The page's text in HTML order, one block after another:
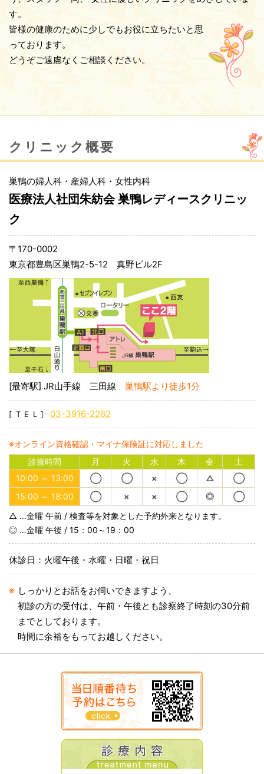
来院時に健康保険者証の資格確認をオンラインで行って
おります。
診療ご希望の方は、マスク着用の上でおこしください。
発熱・咳などの症状のある方は、来院前にお電話にてご
2017年12月より
あらたに埼玉県の妊婦健康診査の助成券
をご利用いただくことができるようになりました。
巣鴨レディースクリニックでは、
東京都および埼玉県の受診票・助成券をご利用いただけ
妊婦健診の際は、母子手帳とあわせてご持参ください。
ネット順番待ち受付について
9月1日より、ネット順番待ち開始時刻が5分早まりまし
午前診療 ： 午前8時55分よりネット受付開始
午後診療 ： 午後1時55分よりネット受付開始
アクセス集中対策のため、5分ネット受付開始が早まり
ました。
よろしくおねがいいたします。
窓口受付開始前に ご来院の方へ
窓口受付開始前に ご来院の方は、窓口受付開始１時間
前から、ネットでの当日順番待ち予約が始まっておりま
すので、こちらをご利用ください。
付を行っております。窓口受付開始時刻は、午前診療は
１０時、午後診療は３時からとなります。
受付番号札を利用した診療受付は終了しました。
ネットでの順番待ち予約システムをはじめました
す。
皆様の健康のために少しでもお役に立ちたいと思
っております。
どうぞご遠慮なくご相談ください。
クリニック概要
巣鴨の婦人科・産婦人科・女性内科
医療法人社団朱紡会 巣鴨レディースクリニッ
ク
〒170-0002
東京都豊島区巣鴨2-5-12 真野ビル2F
[最寄駅] JR山手線 三田線 巣鴨駅より徒歩1分
[TEL] 03-3916-2262
※オンライン資格確認・マイナ保険証に対応しました
診療時間
月 火 水 木 金
土
10:00 ～ 13:00
◯ ◯ × ◯ △
◯
15:00 ～ 18:00
◯ × × ◯ ◎
◯
△ …金曜 午前 / 検査等を対象とした予約外来となります。
◎ …金曜 午後 / 15：00～19：00
休診日：火曜午後・水曜・日曜・祝日
しっかりとお話をお伺いできますよう、
初診の方の受付は、午前・午後とも診察終了時刻の30分前
までとしております。
時間に余裕をもってお越しください。